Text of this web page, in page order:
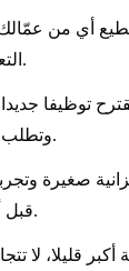
أي من عمّالك
التعامل معه.
توظيفا جديدا
وتطلب موافقتك.
صغيرة
قبل أن تثق به.
قليلا، لا